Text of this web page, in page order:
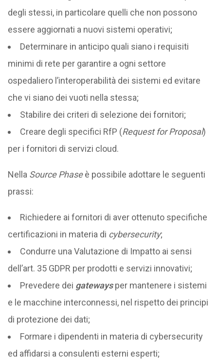
degli stessi, in particolare quelli che non possono
essere aggiornati a nuovi sistemi operativi;
Determinare in anticipo quali siano i requisiti
minimi di rete per garantire a ogni settore
ospedaliero l’interoperabilità dei sistemi ed evitare
che vi siano dei vuoti nella stessa;
Stabilire dei criteri di selezione dei fornitori;
Creare degli specifici RfP (Request for Proposal)
per i fornitori di servizi cloud.
Nella Source Phaseè possibile adottare le seguenti
prassi:
Richiedere ai fornitori di aver ottenuto specifiche
certificazioni in materia di cybersecurity;
Condurre una Valutazione di Impatto ai sensi
dell’art. 35 GDPR per prodotti e servizi innovativi;
Prevedere dei gateways per mantenere i sistemi
e le macchine interconnessi, nel rispetto dei principi
di protezione dei dati;
Formare i dipendenti in materia di cybersecurity
ed affidarsi a consulenti esterni esperti;